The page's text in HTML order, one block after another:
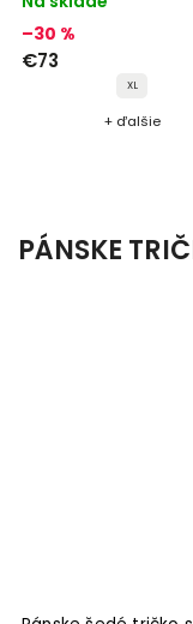
–30 %
€73
XL
+ ďalšie
PÁNSKE